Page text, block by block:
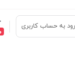
به حساب کاربری